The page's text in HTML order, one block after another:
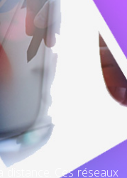
Ces réseaux